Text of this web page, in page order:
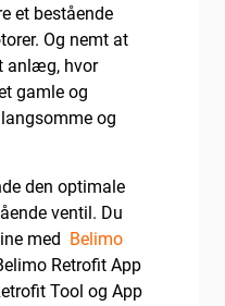
et bestående
Og nemt at
anlæg, hvor
gamle og
og
den optimale
ventil. Du
med
Belimo
Retrofit App
Tool og App